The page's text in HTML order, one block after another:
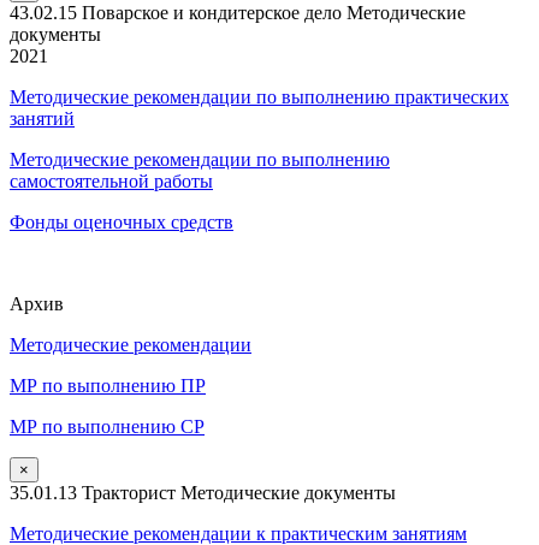
43.02.15 Поварское и кондитерское дело Методические
документы
2021
Методические рекомендации по выполнению практических
занятий
Методические рекомендации по выполнению
самостоятельной работы
Фонды оценочных средств
Архив
Методические рекомендации
МР по выполнению ПР
МР по выполнению СР
×
35.01.13 Тракторист Методические документы
Методические рекомендации к практическим занятиям